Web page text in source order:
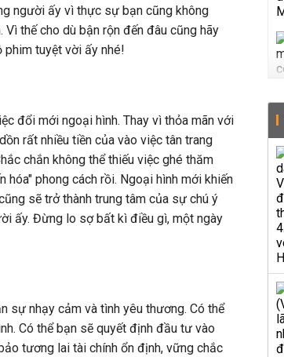
người ấy vì thực sự bạn cũng không
thế cho dù bận rộn đến đâu cũng hãy
phim tuyệt vời ấy nhé!
đổi mới ngoại hình. Thay vì thỏa mãn với
rất nhiều tiền của vào việc tân trang
chắn không thể thiếu việc ghé thăm
phong cách rồi. Ngoại hình mới khiến
sẽ trở thành trung tâm của sự chú ý
ấy. Đừng lo sợ bất kì điều gì, một ngày
sự nhạy cảm và tình yêu thương. Có thể
Có thể bạn sẽ quyết định đầu tư vào
tương lai tài chính ổn định, vững chắc